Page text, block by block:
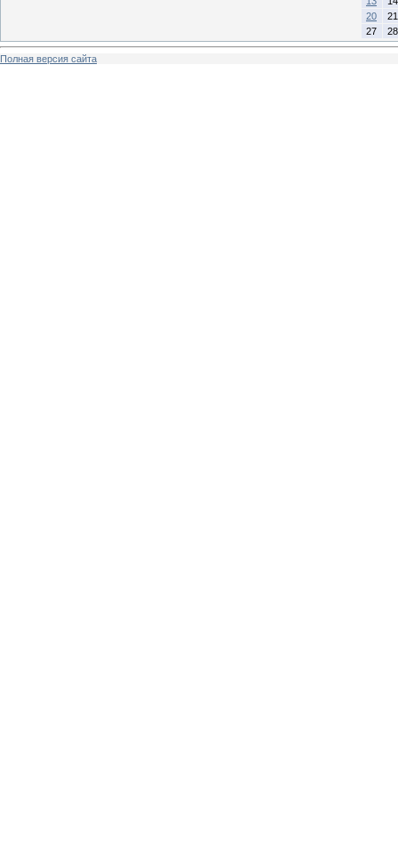
20
21
27
28
Полная версия сайта